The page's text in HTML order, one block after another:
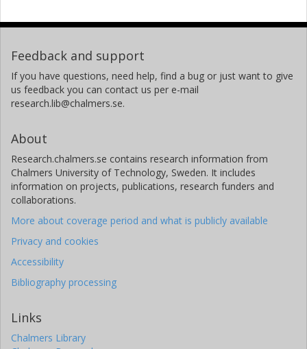
Feedback and support
If you have questions, need help, find a bug or just want to give
us feedback you can contact us per e-mail
research.lib@chalmers.se.
About
Research.chalmers.se contains research information from
Chalmers University of Technology, Sweden. It includes
information on projects, publications, research funders and
collaborations.
More about coverage period and what is publicly available
Privacy and cookies
Accessibility
Bibliography processing
Links
Chalmers Library